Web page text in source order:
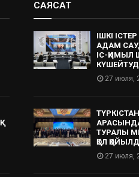
САЯСАТ
ІШКІ
АДАМ
ІС-
27 июля,
ТУРАЛЫ
ҚОЛ
27 июля,